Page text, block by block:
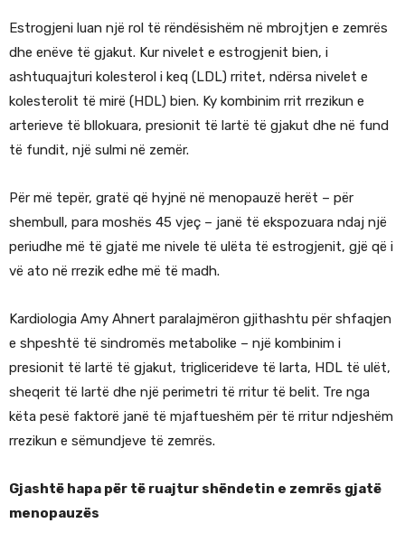
Estrogjeni luan një rol të rëndësishëm në mbrojtjen e zemrës
dhe enëve të gjakut. Kur nivelet e estrogjenit bien, i
ashtuquajturi kolesterol i keq (LDL) rritet, ndërsa nivelet e
kolesterolit të mirë (HDL) bien. Ky kombinim rrit rrezikun e
arterieve të bllokuara, presionit të lartë të gjakut dhe në fund
të fundit, një sulmi në zemër.
Për më tepër, gratë që hyjnë në menopauzë herët – për
shembull, para moshës 45 vjeç – janë të ekspozuara ndaj një
periudhe më të gjatë me nivele të ulëta të estrogjenit, gjë që i
vë ato në rrezik edhe më të madh.
Kardiologia Amy Ahnert paralajmëron gjithashtu për shfaqjen
e shpeshtë të sindromës metabolike – një kombinim i
presionit të lartë të gjakut, triglicerideve të larta, HDL të ulët,
sheqerit të lartë dhe një perimetri të rritur të belit. Tre nga
këta pesë faktorë janë të mjaftueshëm për të rritur ndjeshëm
rrezikun e sëmundjeve të zemrës.
Gjashtë hapa për të ruajtur shëndetin e zemrës gjatë
menopauzës